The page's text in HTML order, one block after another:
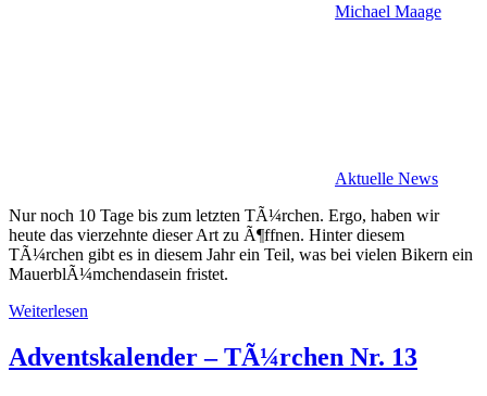
Michael Maage
Aktuelle News
Nur noch 10 Tage bis zum letzten TÃ¼rchen. Ergo, haben wir
heute das vierzehnte dieser Art zu Ã¶ffnen. Hinter diesem
TÃ¼rchen gibt es in diesem Jahr ein Teil, was bei vielen Bikern ein
MauerblÃ¼mchendasein fristet.
Weiterlesen
Adventskalender – TÃ¼rchen Nr. 13